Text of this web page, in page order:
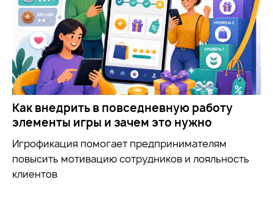
Как внедрить в повседневную работу
элементы игры и зачем это нужно
Игрофикация помогает предпринимателям
повысить мотивацию сотрудников и лояльность
клиентов